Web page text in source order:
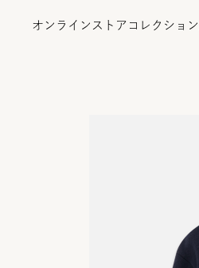
オンラインストア コレクション